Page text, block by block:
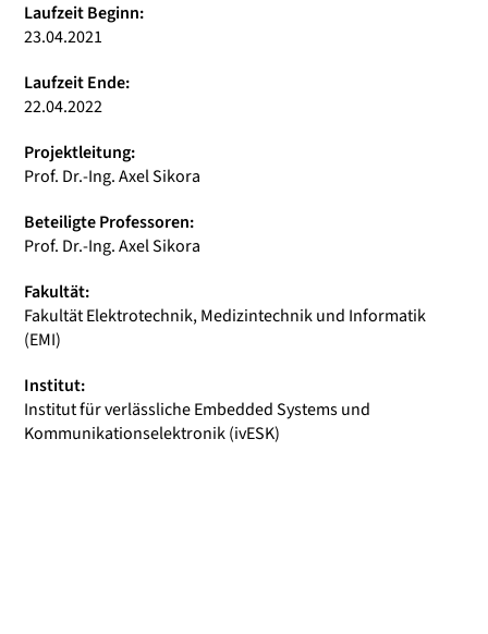
Laufzeit Beginn:
23.04.2021
Laufzeit Ende:
22.04.2022
Projektleitung:
Prof. Dr.-Ing. Axel Sikora
Beteiligte Professoren:
Prof. Dr.-Ing. Axel Sikora
Fakultät:
Fakultät Elektrotechnik, Medizintechnik und Informatik
(EMI)
Institut:
Institut für verlässliche Embedded Systems und
Kommunikationselektronik (ivESK)